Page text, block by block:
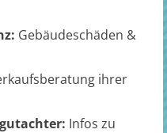
Gebäudeschäden &
ihrer
Infos zu